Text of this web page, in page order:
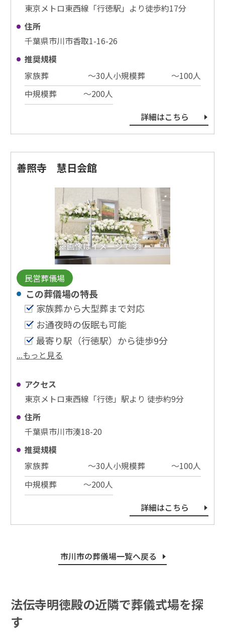
東京メトロ東西線「行徳駅」より徒歩約17分
住所
千葉県市川市香取1-16-26
推奨規模
家族葬
〜30⼈小規模葬
〜100⼈
中規模葬
〜200⼈
詳細はこちら
善照寺 慧日会館
※画像はイメージです。
民営葬儀場
この葬儀場の特⻑
家族葬から大型葬まで対応
お通夜時の仮眠も可能
最寄り駅（行徳駅）から徒歩9分
...もっと見る
アクセス
東京メトロ東西線「行徳」駅より 徒歩約9分
住所
千葉県市川市湊18-20
推奨規模
家族葬
〜30⼈小規模葬
〜100⼈
中規模葬
〜200⼈
詳細はこちら
市川市の葬儀場一覧へ戻る
法伝寺明徳殿の近隣で葬儀式場を探
す